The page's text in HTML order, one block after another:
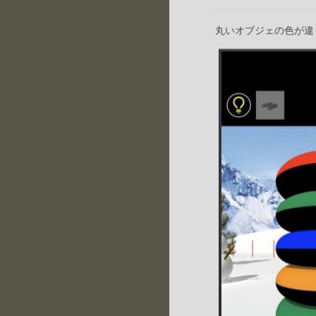
丸いオブジェの色が違